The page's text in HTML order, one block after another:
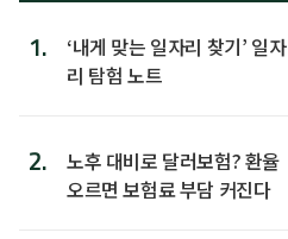
1.
‘내게 맞는 일자리 찾기’ 일자
리 탐험 노트
2.
노후 대비로 달러보험? 환율
오르면 보험료 부담 커진다